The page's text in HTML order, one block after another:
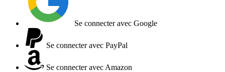
Se connecter avec Google
Se connecter avec PayPal
Se connecter avec Amazon